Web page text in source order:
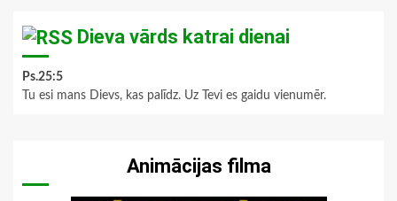
Dieva vārds katrai dienai
Ps.25:5
Tu esi mans Dievs, kas palīdz. Uz Tevi es gaidu vienumēr.
Animācijas filma